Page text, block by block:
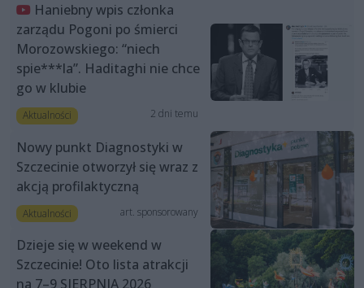
Haniebny wpis członka
zarządu Pogoni po śmierci
Morozowskiego: “niech
spie***la”. Haditaghi nie chce
go w klubie
Aktualności 2 dni temu
Nowy punkt Diagnostyki w
Szczecinie otworzył się wraz z
akcją profilaktyczną
Aktualności art. sponsorowany
Dzieje się w weekend w
Szczecinie! Oto lista atrakcji
na 7–9 SIERPNIA 2026